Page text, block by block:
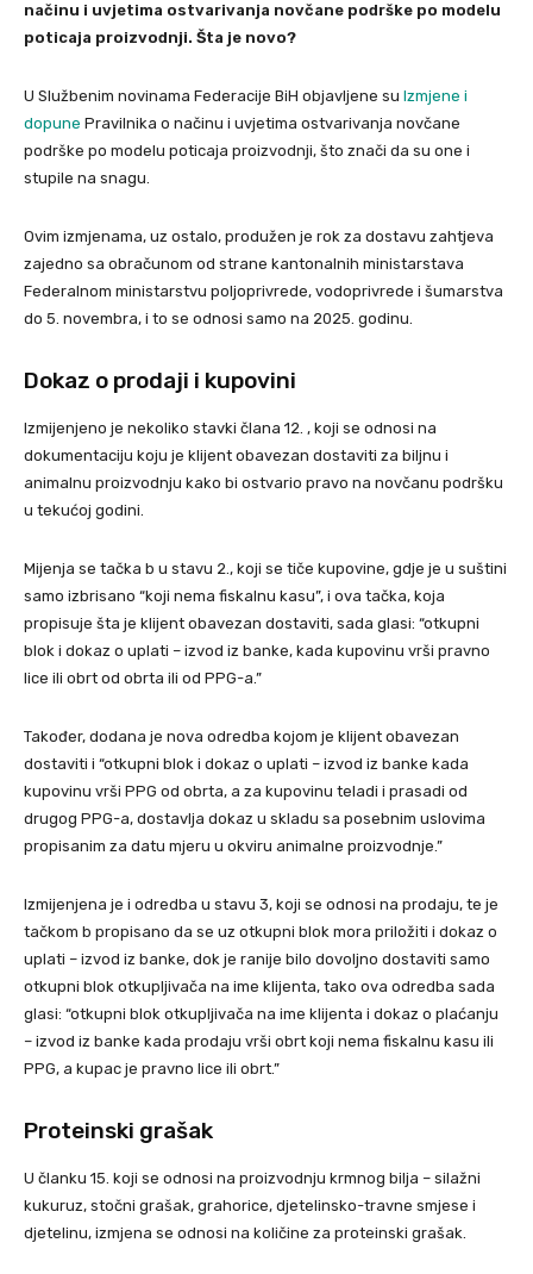
načinu i uvjetima ostvarivanja novčane podrške po modelu
poticaja proizvodnji. Šta je novo?
U Službenim novinama Federacije BiH objavljene su Izmjene i
dopune Pravilnika o načinu i uvjetima ostvarivanja novčane
podrške po modelu poticaja proizvodnji, što znači da su one i
stupile na snagu.
Ovim izmjenama, uz ostalo, produžen je rok za dostavu zahtjeva
zajedno sa obračunom od strane kantonalnih ministarstava
Federalnom ministarstvu poljoprivrede, vodoprivrede i šumarstva
do 5. novembra, i to se odnosi samo na 2025. godinu.
Dokaz o prodaji i kupovini
Izmijenjeno je nekoliko stavki člana 12. , koji se odnosi na
dokumentaciju koju je klijent obavezan dostaviti za biljnu i
animalnu proizvodnju kako bi ostvario pravo na novčanu podršku
u tekućoj godini.
Mijenja se tačka b u stavu 2., koji se tiče kupovine, gdje je u suštini
samo izbrisano “koji nema fiskalnu kasu”, i ova tačka, koja
propisuje šta je klijent obavezan dostaviti, sada glasi: “otkupni
blok i dokaz o uplati – izvod iz banke, kada kupovinu vrši pravno
lice ili obrt od obrta ili od PPG-a.”
Također, dodana je nova odredba kojom je klijent obavezan
dostaviti i “otkupni blok i dokaz o uplati – izvod iz banke kada
kupovinu vrši PPG od obrta, a za kupovinu teladi i prasadi od
drugog PPG-a, dostavlja dokaz u skladu sa posebnim uslovima
propisanim za datu mjeru u okviru animalne proizvodnje.”
Izmijenjena je i odredba u stavu 3, koji se odnosi na prodaju, te je
tačkom b propisano da se uz otkupni blok mora priložiti i dokaz o
uplati – izvod iz banke, dok je ranije bilo dovoljno dostaviti samo
otkupni blok otkupljivača na ime klijenta, tako ova odredba sada
glasi: “otkupni blok otkupljivača na ime klijenta i dokaz o plaćanju
– izvod iz banke kada prodaju vrši obrt koji nema fiskalnu kasu ili
PPG, a kupac je pravno lice ili obrt.”
Proteinski grašak
U članku 15. koji se odnosi na proizvodnju krmnog bilja – silažni
kukuruz, stočni grašak, grahorice, djetelinsko-travne smjese i
djetelinu, izmjena se odnosi na količine za proteinski grašak.